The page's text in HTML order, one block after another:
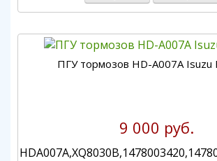
ПГУ тормозов HD-A007A Isuzu
9 000 руб.